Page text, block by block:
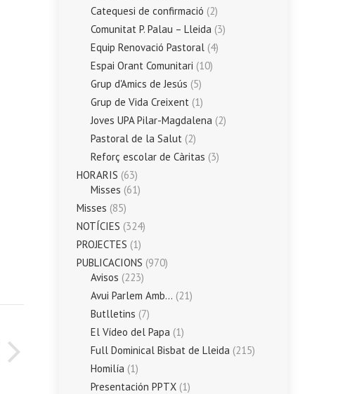
Catequesi de confirmació (2)
Comunitat P. Palau – Lleida (3)
Equip Renovació Pastoral (4)
Espai Orant Comunitari (10)
Grup d'Amics de Jesús (5)
Grup de Vida Creixent (1)
Joves UPA Pilar-Magdalena (2)
Pastoral de la Salut (2)
Reforç escolar de Càritas (3)
HORARIS (63)
Misses (61)
Misses (85)
NOTÍCIES (324)
PROJECTES (1)
PUBLICACIONS (970)
Avisos (223)
Avui Parlem Amb… (21)
Butlletins (7)
El Vídeo del Papa (1)
Full Dominical Bisbat de Lleida (215)
Homilía (1)
Presentación PPTX (1)